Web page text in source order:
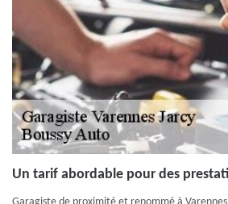
Un tarif abordable pour des